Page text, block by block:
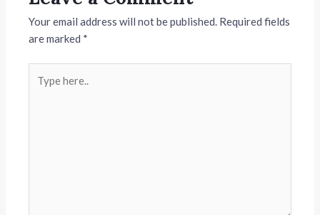
Your email address will not be published. Required fields
are marked *
here..